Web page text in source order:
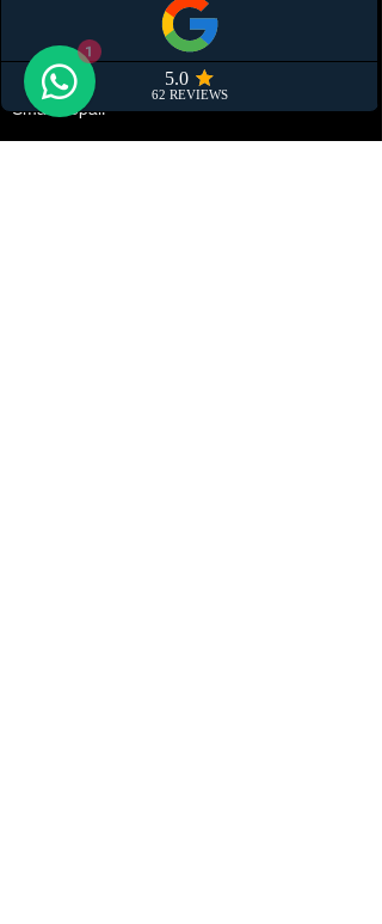
Keramische coating
Cabriodak impregneren
Smart repair
1